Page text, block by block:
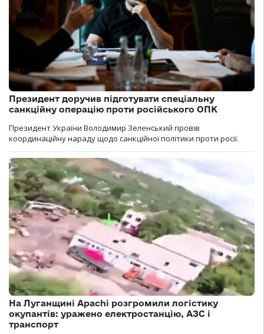
Президент доручив підготувати спеціальну
санкційну операцію проти російського ОПК
Президент України Володимир Зеленський провів
координаційну нараду щодо санкційної політики проти росії.
На Луганщині Apachi розгромили логістику
окупантів: уражено електростанцію, АЗС і
транспорт